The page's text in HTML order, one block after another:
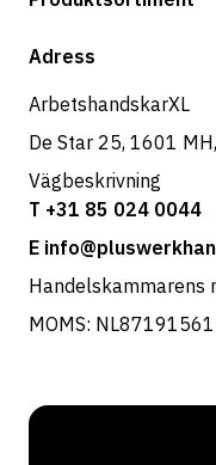
Butik
Adress
ArbetshandskarXL
De Star 25, 1601
Vägbeskrivning
T +31 85 024 0044
E
Handelskammarens
MOMS: